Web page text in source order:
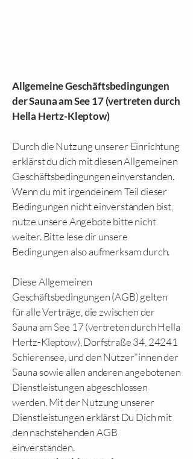
Allgemeine Geschäftsbedingungen
der Sauna am See 17 (vertreten durch
Hella Hertz-Kleptow)
Durch die Nutzung unserer Einrichtung
erklärst du dich mit diesen Allgemeinen
Geschäftsbedingungen einverstanden.
Wenn du mit irgendeinem Teil dieser
Bedingungen nicht einverstanden bist,
nutze unsere Angebote bitte nicht
weiter. Bitte lese dir unsere
Bedingungen also aufmerksam durch.
Diese Allgemeinen
Geschäftsbedingungen (AGB) gelten
für alle Verträge, die zwischen der
Sauna am See 17 (vertreten durch Hella
Hertz-Kleptow), Dorfstraße 34, 24241
Schierensee, und den Nutzer*innen der
Sauna sowie allen anderen angebotenen
Dienstleistungen abgeschlossen
werden. Mit der Nutzung unserer
Dienstleistungen erklärst Du Dich mit
den nachstehenden AGB
einverstanden.